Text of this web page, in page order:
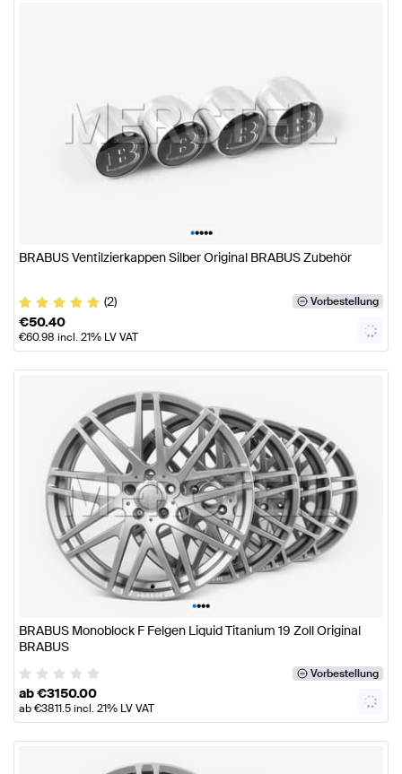
•••••
BRABUS Ventilzierkappen Silber Original BRABUS Zubehör
(2) Vorbestellung
€50.40
€60.98 incl. 21% LV VAT
••••
BRABUS Monoblock F Felgen Liquid Titanium 19 Zoll Original
BRABUS
Vorbestellung
ab€3150.00
ab€3811.5incl. 21% LV VAT